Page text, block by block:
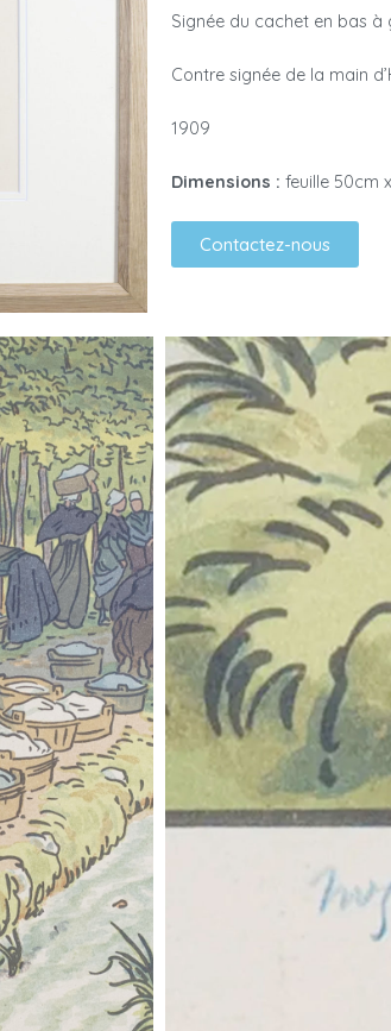
Signée du cachet en bas à
Contre signée de la main
1909
Dimensions : feuille 50cm
Contactez-nous